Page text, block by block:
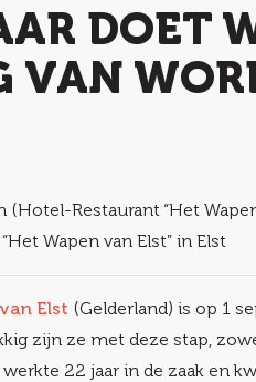
DOET
VAN
Restaurant “Het
Wapen van Elst” in Elst
Elst (Gelderland) is op 1
zijn ze met deze stap,
werkte 22 jaar in de zaak en